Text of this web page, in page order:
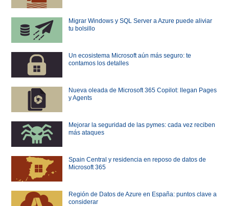
Migrar Windows y SQL Server a Azure puede aliviar
tu bolsillo
Un ecosistema Microsoft aún más seguro: te
contamos los detalles
Nueva oleada de Microsoft 365 Copilot: llegan Pages
y Agents
Mejorar la seguridad de las pymes: cada vez reciben
más ataques
Spain Central y residencia en reposo de datos de
Microsoft 365
Región de Datos de Azure en España: puntos clave a
considerar